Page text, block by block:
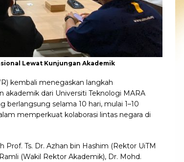
Lewat Kunjungan Akademik
kembali menegaskan langkah
akademik dari Universiti Teknologi MARA
berlangsung selama 10 hari, mulai 1–10
memperkuat kolaborasi lintas negara di
Ts. Dr. Azhan bin Hashim (Rektor UiTM
(Wakil Rektor Akademik), Dr. Mohd.